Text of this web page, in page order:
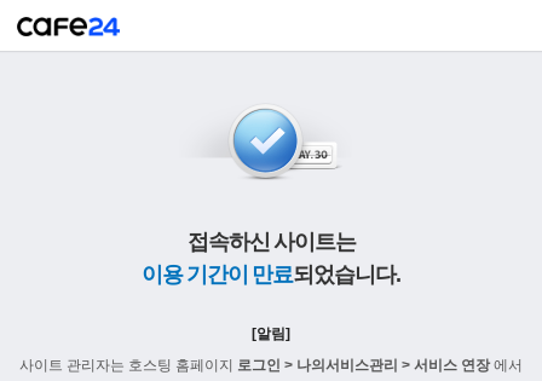
접속하신 사이트는
이용 기간이 만료되었습니다.
[알림]
사이트 관리자는 호스팅 홈페이지 로그인 > 나의서비스관리 > 서비스 연장에서